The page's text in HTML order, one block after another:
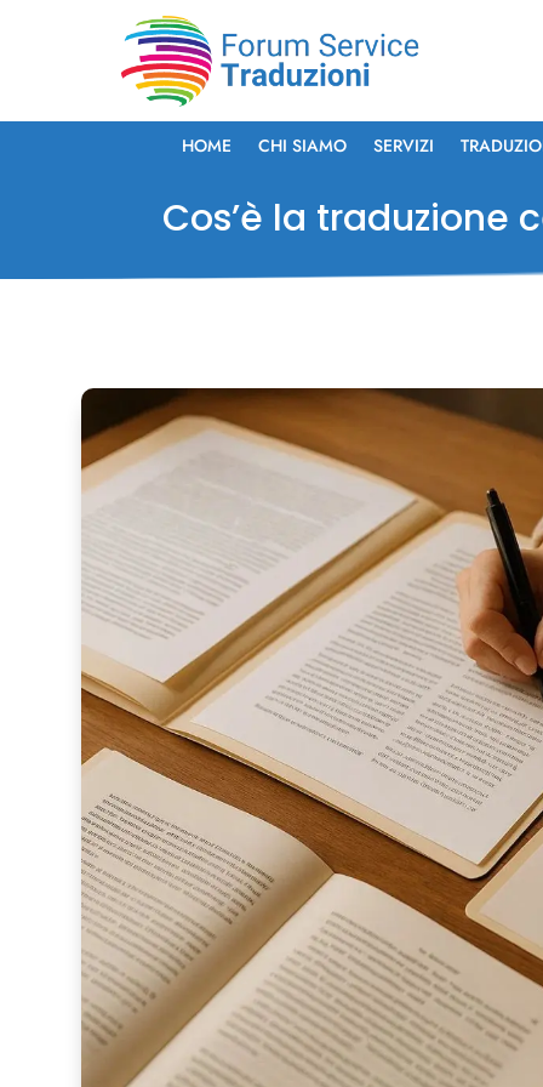
HOME CHI SIAMO SERVIZI
Cos’è la